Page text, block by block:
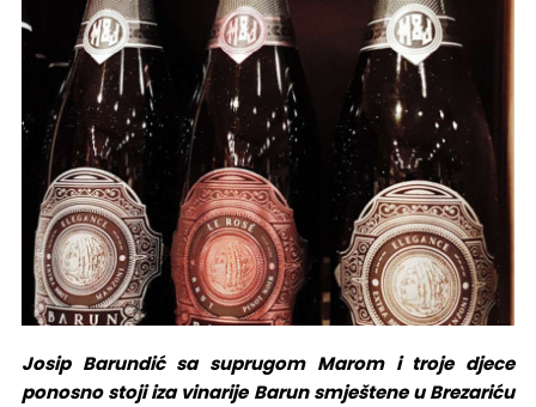
Josip Barundić sa suprugom Marom i troje djece
ponosno stoji iza vinarije Barun smještene u Brezariću